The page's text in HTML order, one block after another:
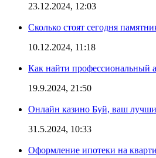
23.12.2024, 12:03
Сколько стоят сегодня
10.12.2024, 11:18
Как найти профессиональный
19.9.2024, 21:50
Онлайн казино Буй, ваш
31.5.2024, 10:33
Оформление ипотеки на